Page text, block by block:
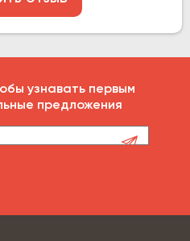
узнавать первым
предложения